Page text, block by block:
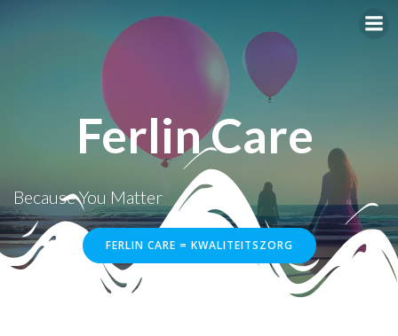
naar
inhoud
Ferlin Care
Because You Matter
FERLIN CARE = KWALITEITSZORG